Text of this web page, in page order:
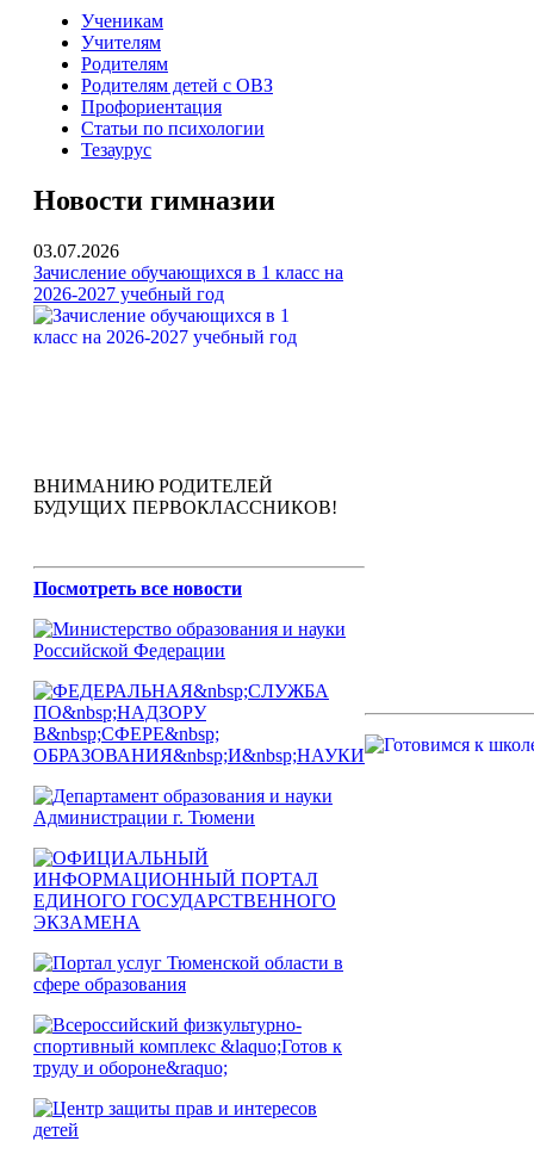
Ученикам
Учителям
Родителям
Родителям детей с ОВЗ
Профориентация
Статьи по психологии
Тезаурус
Новости гимназии
03.07.2026
Зачисление обучающихся в 1 класс на
2026-2027 учебный год
ВНИМАНИЮ РОДИТЕЛЕЙ
БУДУЩИХ ПЕРВОКЛАССНИКОВ!
Посмотреть все новости